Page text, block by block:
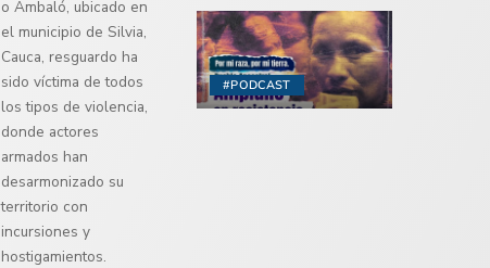
#PODCAST
o Ambaló, ubicado en
el municipio de Silvia,
Cauca, resguardo ha
sido víctima de todos
los tipos de violencia,
donde actores
armados han
desarmonizado su
territorio con
incursiones y
hostigamientos.